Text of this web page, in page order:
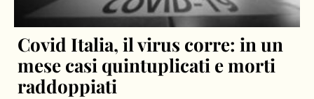
Covid Italia, il virus corre: in un
mese casi quintuplicati e morti
raddoppiati